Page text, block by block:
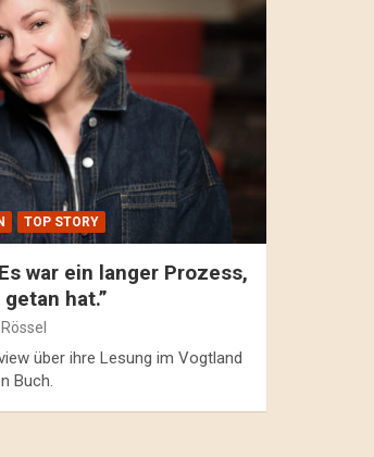
TOP STORY
war ein langer Prozess,
hat.”
über ihre Lesung im Vogtland
Buch.